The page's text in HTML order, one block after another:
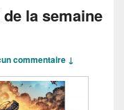
la semaine
commentaire ↓